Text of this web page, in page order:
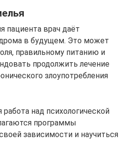
пациента врач даёт
в будущем. Это может
правильному питанию и
продолжить лечение
злоупотребления
над психологической
программы
зависимости и научиться